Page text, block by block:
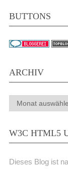
BUTTONS
ARCHIV
Archiv
W3C HTML5
Dieses Blog ist